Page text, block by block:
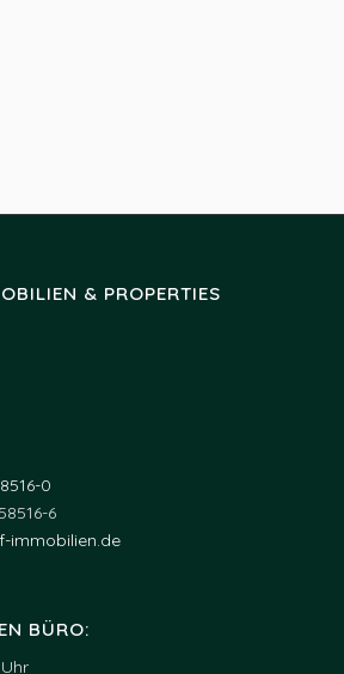
& PROPERTIES
0
6
immobilien.de
BÜRO: